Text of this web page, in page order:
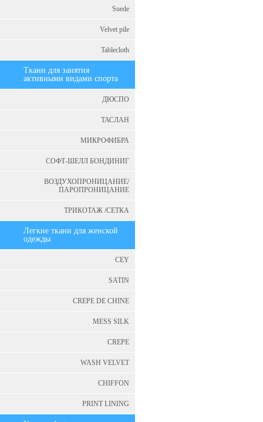
Suede
Velvet pile
Tablecloth
Tкани для занятия
активными видами спорта
ДЮСПО
ТАСЛАН
МИКРОФИБРА
СОФТ-ШЕЛЛ БОНДИНИГ
ВОЗДУХОПРОНИЦАНИЕ/
ПАРОПРОНИЦАНИЕ
ТРИКОТАЖ /СЕТКА
Легкие ткани для женской
одежды
CEY
SATIN
CREPE DE CHINE
MESS SILK
CREPE
WASH VELVET
CHIFFON
PRINT LINING